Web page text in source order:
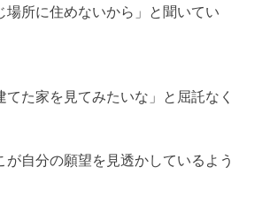
場所に住めないから」と聞いてい
てた家を見てみたいな」と屈託なく
が自分の願望を見透かしているよう